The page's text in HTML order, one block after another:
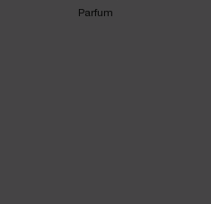
Parfum